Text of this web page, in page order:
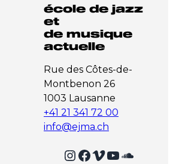
école de jazz
et
de musique
actuelle
Rue des Côtes-de-
Montbenon 26
1003 Lausanne
+41 21 341 72 00
info@ejma.ch
InstagramFacebook Vimeo YouTube SoundCloud